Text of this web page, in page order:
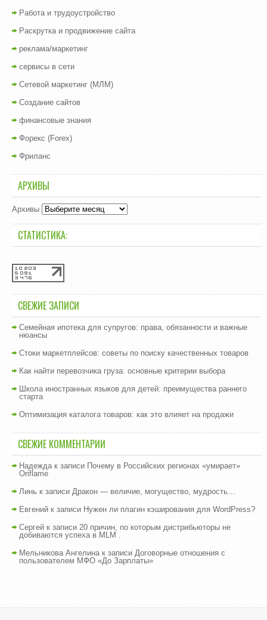
Работа и трудоустройство
Раскрутка и продвижение сайта
реклама/маркетинг
сервисы в сети
Сетевой маркетинг (МЛМ)
Создание сайтов
финансовые знания
Форекс (Forex)
Фриланс
АРХИВЫ
Архивы
СТАТИСТИКА:
СВЕЖИЕ ЗАПИСИ
Семейная ипотека для супругов: права, обязанности и важные
нюансы
Стоки маркетплейсов: советы по поиску качественных товаров
Как найти перевозчика груза: основные критерии выбора
Школа иностранных языков для детей: преимущества раннего
старта
Оптимизация каталога товаров: как это влияет на продажи
СВЕЖИЕ КОММЕНТАРИИ
Надеждак записи Почему в Российских регионах «умирает»
Oriflame
Линь к записи Дракон — величие, могущество, мудрость…
Евгений к записи Нужен ли плагин кэширования для WordPress?
Сергей к записи 20 причин, по которым дистрибьюторы не
добиваются успеха в MLM .
Мельникова Ангелинак записи Договорные отношения с
пользователем МФО «До Зарплаты»